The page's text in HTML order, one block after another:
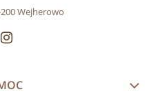
Wejherowo